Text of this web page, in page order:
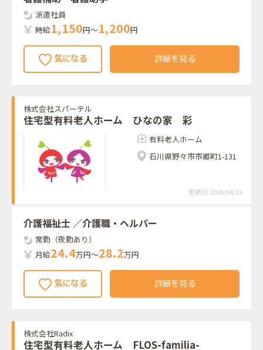
派遣社員
時給1,150円～1,200円
詳細を見る
株式会社スパーテル
住宅型有料老人ホーム ひなの家 彩
有料老人ホーム
石川県野々市市郷町1-131
更新日 2026/04/13
介護福祉士 ／介護職・ヘルパー
常勤（夜勤あり）
月給24.4万円～28.2万円
詳細を見る
株式会社Radix
住宅型有料老人ホーム FLOS-familia-